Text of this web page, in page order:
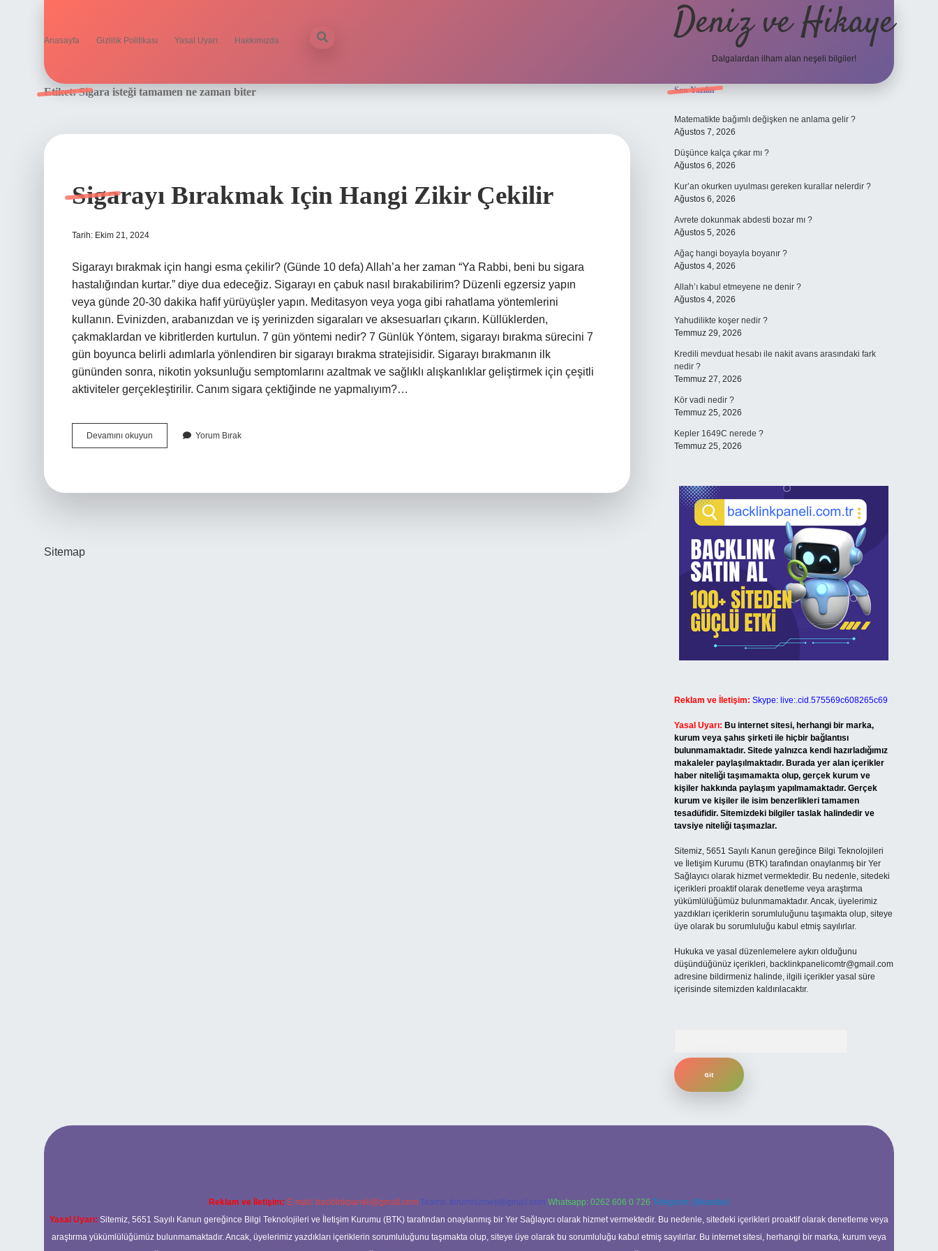
Anasayfa Gizlilik Politikası Yasal Uyarı Hakkımızda Deniz ve Hikaye
Dalgalardan ilham alan neşeli bilgiler!
Etiket:Sigara isteği tamamen ne zaman biter
Sigarayı Bırakmak Için Hangi Zikir Çekilir
Tarih: Ekim 21, 2024
Sigarayı bırakmak için hangi esma çekilir? (Günde 10 defa) Allah’a her zaman “Ya Rabbi, beni bu sigara
hastalığından kurtar.” diye dua edeceğiz. Sigarayı en çabuk nasıl bırakabilirim? Düzenli egzersiz yapın
veya günde 20-30 dakika hafif yürüyüşler yapın. Meditasyon veya yoga gibi rahatlama yöntemlerini
kullanın. Evinizden, arabanızdan ve iş yerinizden sigaraları ve aksesuarları çıkarın. Küllüklerden,
çakmaklardan ve kibritlerden kurtulun. 7 gün yöntemi nedir? 7 Günlük Yöntem, sigarayı bırakma sürecini 7
gün boyunca belirli adımlarla yönlendiren bir sigarayı bırakma stratejisidir. Sigarayı bırakmanın ilk
gününden sonra, nikotin yoksunluğu semptomlarını azaltmak ve sağlıklı alışkanlıklar geliştirmek için çeşitli
aktiviteler gerçekleştirilir. Canım sigara çektiğinde ne yapmalıyım?…
Devamını okuyun Sigarayı
Bırakmak
Yorum Bırak
Sitemap
Sidebar
Son Yazılar
Matematikte bağımlı değişken ne anlama gelir ?
Ağustos 7, 2026
Düşünce kalça çıkar mı ?
Ağustos 6, 2026
Kur’an okurken uyulması gereken kurallar nelerdir ?
Ağustos 6, 2026
Avrete dokunmak abdesti bozar mı ?
Ağustos 5, 2026
Ağaç hangi boyayla boyanır ?
Ağustos 4, 2026
Allah’ı kabul etmeyene ne denir ?
Ağustos 4, 2026
Yahudilikte koşer nedir ?
Temmuz 29, 2026
Kredili mevduat hesabı ile nakit avans arasındaki fark
nedir ?
Temmuz 27, 2026
Kör vadi nedir ?
Temmuz 25, 2026
Kepler 1649C nerede ?
Temmuz 25, 2026
Reklam ve İletişim: Skype: live:.cid.575569c608265c69
Yasal Uyarı: Bu internet sitesi, herhangi bir marka,
kurum veya şahıs şirketi ile hiçbir bağlantısı
bulunmamaktadır. Sitede yalnızca kendi hazırladığımız
makaleler paylaşılmaktadır. Burada yer alan içerikler
haber niteliği taşımamakta olup, gerçek kurum ve
kişiler hakkında paylaşım yapılmamaktadır. Gerçek
kurum ve kişiler ile isim benzerlikleri tamamen
tesadüfidir. Sitemizdeki bilgiler taslak halindedir ve
tavsiye niteliği taşımazlar.
Sitemiz, 5651 Sayılı Kanun gereğince Bilgi Teknolojileri
ve İletişim Kurumu (BTK) tarafından onaylanmış bir Yer
Sağlayıcı olarak hizmet vermektedir. Bu nedenle, sitedeki
içerikleri proaktif olarak denetleme veya araştırma
yükümlülüğümüz bulunmamaktadır. Ancak, üyelerimiz
yazdıkları içeriklerin sorumluluğunu taşımakta olup, siteye
üye olarak bu sorumluluğu kabul etmiş sayılırlar.
Hukuka ve yasal düzenlemelere aykırı olduğunu
düşündüğünüz içerikleri, backlinkpanelicomtr@gmail.com
adresine bildirmeniz halinde, ilgili içerikler yasal süre
içerisinde sitemizden kaldırılacaktır.
Reklam ve İletişim: E-mail: backlinkpaneli@gmail.com Teams: forumhizmeti@gmail.com Whatsapp: 0262 606 0 726 Telegram: @karabul
Yasal Uyarı: Sitemiz, 5651 Sayılı Kanun gereğince Bilgi Teknolojileri ve İletişim Kurumu (BTK) tarafından onaylanmış bir Yer Sağlayıcı olarak hizmet vermektedir. Bu nedenle, sitedeki içerikleri proaktif olarak denetleme veya
araştırma yükümlülüğümüz bulunmamaktadır. Ancak, üyelerimiz yazdıkları içeriklerin sorumluluğunu taşımakta olup, siteye üye olarak bu sorumluluğu kabul etmiş sayılırlar. Bu internet sitesi, herhangi bir marka, kurum veya